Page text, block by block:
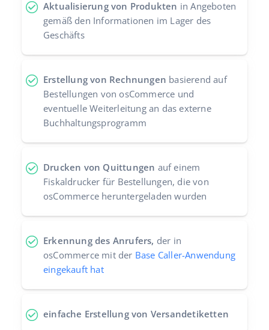
Aktualisierung von Produkten in Angeboten
gemäß den Informationen im Lager des
Geschäfts
Erstellung von Rechnungen basierend auf
Bestellungen von osCommerce und
eventuelle Weiterleitung an das externe
Buchhaltungsprogramm
Drucken von Quittungen auf einem
Fiskaldrucker für Bestellungen, die von
osCommerce heruntergeladen wurden
Erkennung des Anrufers, der in
osCommerce mit der Base Caller-Anwendung
eingekauft hat
einfache Erstellung von Versandetiketten